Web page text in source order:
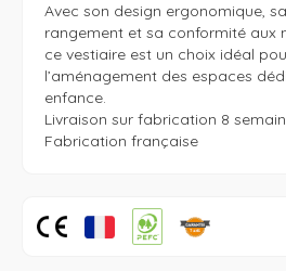
Avec son design ergonomique,
rangement et sa conformité aux
ce vestiaire est un choix idéal
l’aménagement des espaces
enfance.
Livraison sur fabrication 8
Fabrication française